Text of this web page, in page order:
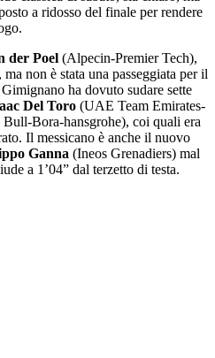
a ridosso del finale per rendere
der Poel (Alpecin-Premier Tech),
non è stata una passeggiata per il
ha dovuto sudare sette
Del Toro (UAE Team Emirates-
Bora-hansgrohe), coi quali era
Il messicano è anche il nuovo
Ganna (Ineos Grenadiers) mal
a 1’04” dal terzetto di testa.